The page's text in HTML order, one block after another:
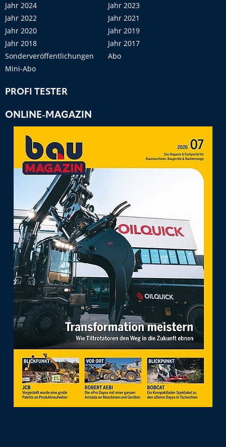
Jahr 2024
Jahr 2023
Jahr 2022
Jahr 2021
Jahr 2020
Jahr 2019
Jahr 2018
Jahr 2017
Sonderveröffentlichungen
Abo
Mini-Abo
PROFI TESTER
ONLINE-MAGAZIN